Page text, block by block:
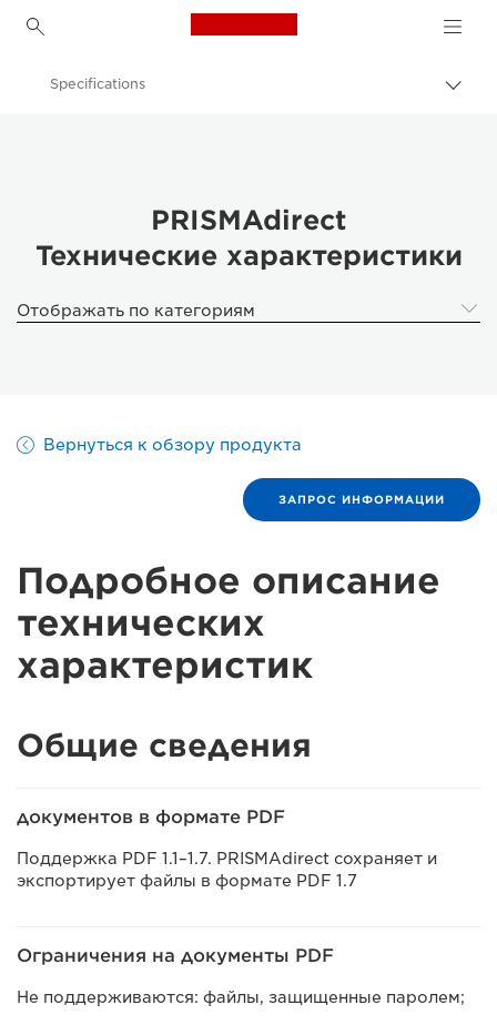
Canon Logo, back to
Продукты и решения для бизнеса
Программное обеспечение для бизнеса
Specifications
PRISMAdirect
Технические характеристики
Отображать по категориям
Вернуться к обзору продукта
ЗАПРОС ИНФОРМАЦИИ
Подробное описание
технических
характеристик
Общие сведения
документов в формате PDF
Поддержка PDF 1.1–1.7. PRISMAdirect сохраняет и
экспортирует файлы в формате PDF 1.7
Ограничения на документы PDF
Не поддерживаются: файлы, защищенные паролем;